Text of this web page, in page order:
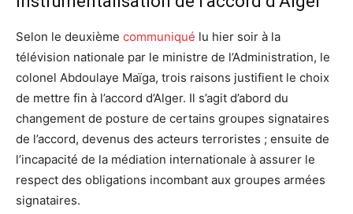
Selon le deuxième communiqué lu hier soir à la
télévision nationale par le ministre de l’Administration, le
colonel Abdoulaye Maïga, trois raisons justifient le choix
de mettre fin à l’accord d’Alger. Il s’agit d’abord du
changement de posture de certains groupes signataires
de l’accord, devenus des acteurs terroristes ; ensuite de
l’incapacité de la médiation internationale à assurer le
respect des obligations incombant aux groupes armées
signataires.